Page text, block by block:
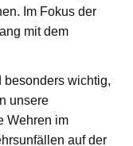
Im Fokus der
mit dem
wichtig,
unsere
Wehren im
auf der